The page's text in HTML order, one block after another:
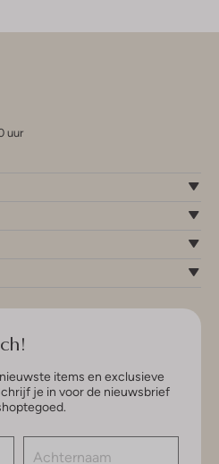
uur
items en exclusieve
je in voor de nieuwsbrief